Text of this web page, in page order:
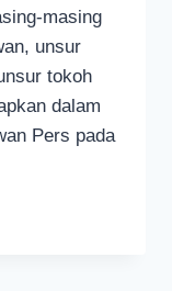
masing
unsur
tokoh
dalam
Pers pada